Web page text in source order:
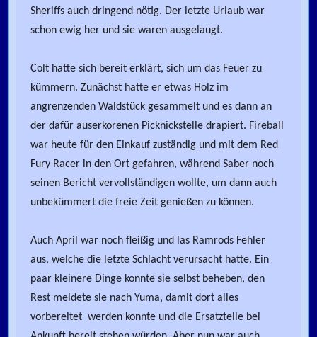
Sheriffs auch dringend nötig. Der letzte Urlaub war
schon ewig her und sie waren ausgelaugt.
Colt hatte sich bereit erklärt, sich um das Feuer zu
kümmern. Zunächst hatte er etwas Holz im
angrenzenden Waldstück gesammelt und es dann an
der dafür auserkorenen Picknickstelle drapiert. Fireball
war heute für den Einkauf zuständig und mit dem Red
Fury Racer in den Ort gefahren, während Saber noch
seinen Bericht vervollständigen wollte, um dann auch
unbekümmert die freie Zeit genießen zu können.
Auch April war noch fleißig und las Ramrods Fehler
aus, welche die letzte Schlacht verursacht hatte. Ein
paar kleinere Dinge konnte sie selbst beheben, den
Rest meldete sie nach Yuma, damit dort alles
vorbereitet werden konnte und die Ersatzteile bei